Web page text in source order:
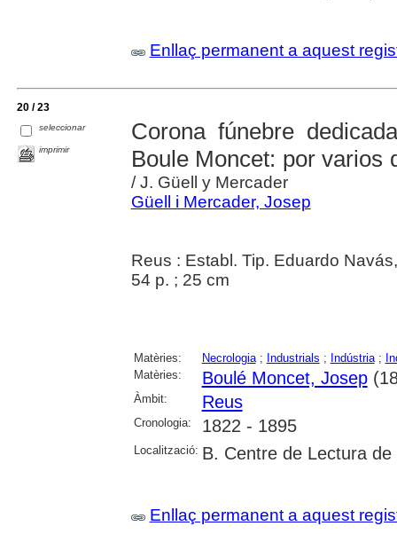
Enllaç permanent a aquest
20 / 23
seleccionar
imprimir
Corona fúnebre
Boule Moncet: por varios
/ J. Güell y Mercader
Güell i Mercader, Josep
Reus : Establ. Tip. Eduardo
54 p. ; 25 cm
Matèries: Necrologia; Industrials ; Indústria;
Matèries:
Boulé Moncet, Josep
Àmbit: Reus
Cronologia: 1822 - 1895
Localització: B. Centre de Lectura de
Enllaç permanent a aquest